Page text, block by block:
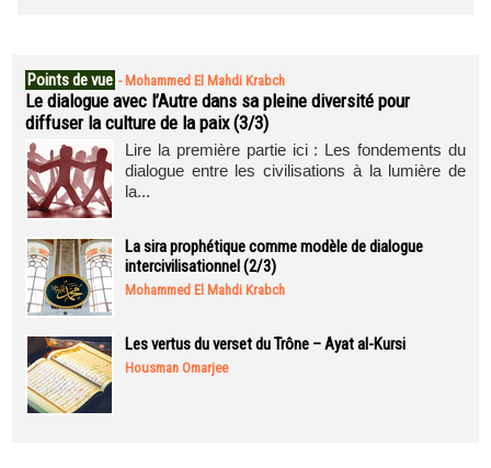
Points de vue - Mohammed El Mahdi Krabch
Le dialogue avec l’Autre dans sa pleine diversité pour
diffuser la culture de la paix (3/3)
Lire la première partie ici : Les fondements du
dialogue entre les civilisations à la lumière de
la...
La sira prophétique comme modèle de dialogue
intercivilisationnel (2/3)
Mohammed El Mahdi Krabch
Les vertus du verset du Trône – Ayat al-Kursi
Housman Omarjee